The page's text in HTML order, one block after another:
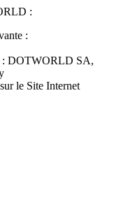
:
:
: DOTWORLD SA,
le Site Internet